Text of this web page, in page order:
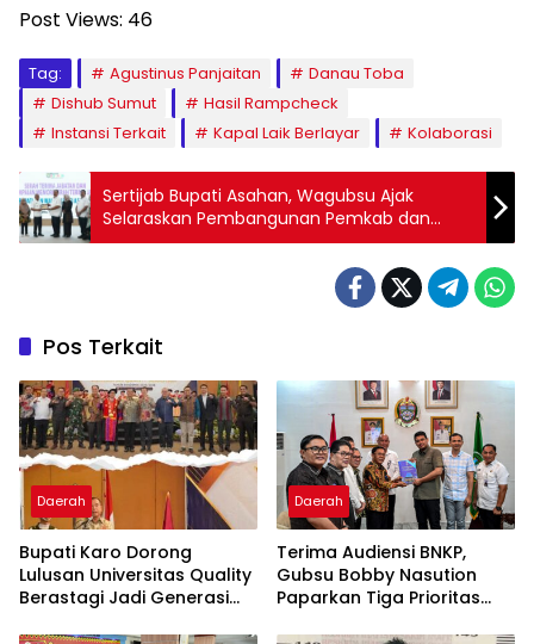
Post Views: 46
Tag: Agustinus Panjaitan
Danau Toba
Dishub Sumut
Hasil Rampcheck
Instansi Terkait
Kapal Laik Berlayar Kolaborasi
Sertijab Bupati Asahan, Wagubsu Ajak
Selaraskan Pembangunan Pemkab dan
Pemprov
Pos Terkait
Daerah
Bupati Karo Dorong
Lulusan Universitas Quality
Berastagi Jadi Generasi
Daerah
Terima Audiensi BNKP,
Gubsu Bobby Nasution
Paparkan Tiga Prioritas